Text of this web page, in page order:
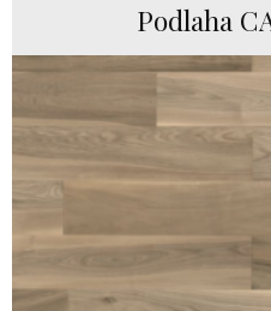
Podlaha